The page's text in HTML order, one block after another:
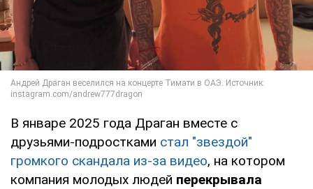
В январе 2025 года Драган вместе с
друзьями-подростками стал "звездой"
громкого скандала из-за видео, на котором
компания молодых людей перекрывала